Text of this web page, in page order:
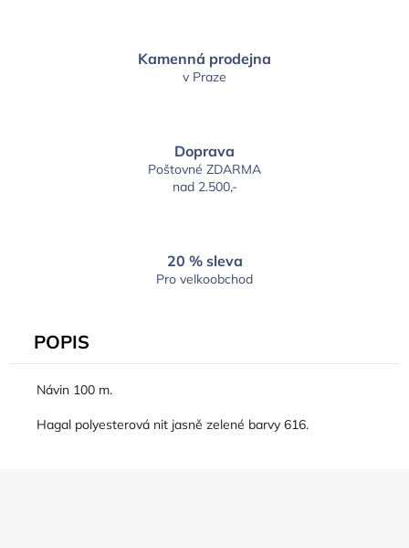
Kamenná prodejna
v Praze
Doprava
Poštovné ZDARMA
nad 2.500,-
20 % sleva
Pro velkoobchod
POPIS
Návin 100 m.
Hagal polyesterová nit jasně zelené barvy 616.